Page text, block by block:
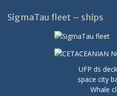
SigmaTau fleet – ships
UFP ds
space city
Whale